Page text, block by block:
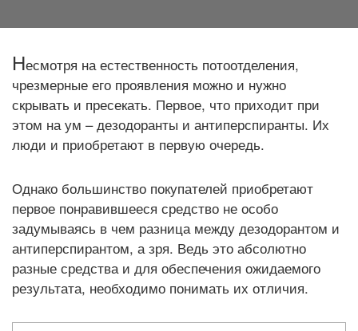
В
Несмотря на естественность потоотделения,
чрезмерные его проявления можно и нужно
скрывать и пресекать. Первое, что приходит при
этом на ум – дезодоранты и антиперспиранты. Их
люди и приобретают в первую очередь.
Однако большинство покупателей приобретают
первое понравившееся средство не особо
задумываясь в чем разница между дезодорантом и
антиперспирантом, а зря. Ведь это абсолютно
разные средства и для обеспечения ожидаемого
результата, необходимо понимать их отличия.